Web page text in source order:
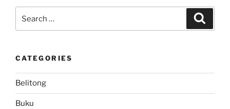
Selain
Air”
for:
CATEGORIES
Belitong
Buku